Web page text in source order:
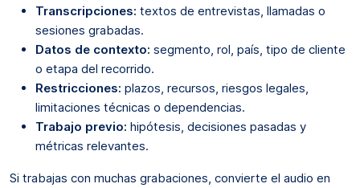
Transcripciones: textos de entrevistas, llamadas o
sesiones grabadas.
Datos de contexto: segmento, rol, país, tipo de cliente
o etapa del recorrido.
Restricciones: plazos, recursos, riesgos legales,
limitaciones técnicas o dependencias.
Trabajo previo: hipótesis, decisiones pasadas y
métricas relevantes.
Si trabajas con muchas grabaciones, convierte el audio en